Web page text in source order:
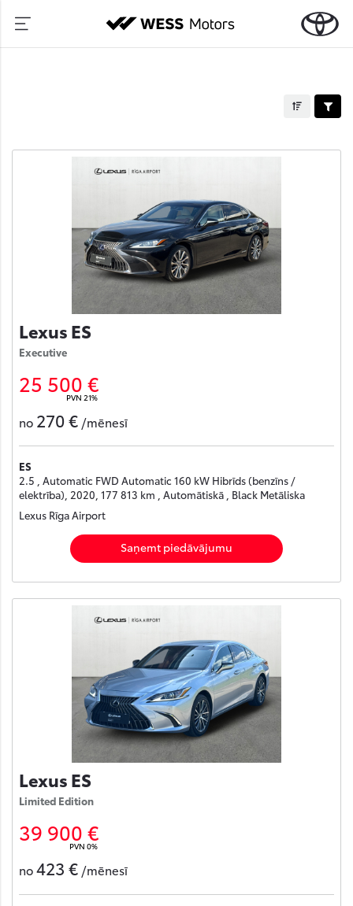
Lexus ES
Executive
25 500 €
PVN 21%
no 270 € /mēnesī
ES
2.5 , Automatic FWD Automatic 160 kW Hibrīds (benzīns /
elektrība), 2020, 177 813 km , Automātiskā , Black Metāliska
Lexus Rīga Airport
Saņemt piedāvājumu
Lexus ES
Limited Edition
39 900 €
PVN 0%
no423 € /mēnesī